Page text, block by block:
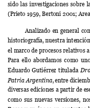
sido las investigaciones sobre
(Prieto 1959, Bertoni 2001;
Analizado en general
historiografía, nuestra
el marco de procesos relativos
Para ello abordamos como
Eduardo Gutiérrez titulada
Patria Argentina, entre
diversas ediciones a partir de e
como sus nuevas versiones,